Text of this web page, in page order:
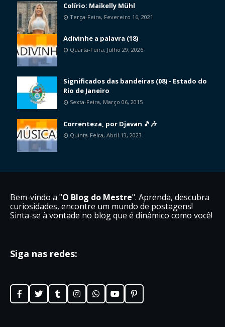
Colírio: Maikelly Mühl
Terça-Feira, Fevereiro 16, 2021
Adivinhe a palavra (18)
Quarta-Feira, Julho 29, 2026
Significados das bandeiras (08) - Estado do
Rio de Janeiro
Sexta-Feira, Março 06, 2015
Correnteza, por Djavan 🎵🎶
Quinta-Feira, Abril 13, 2023
Bem-vindo a "O Blog do Mestre". Aprenda, descubra
curiosidades, encontre um mundo de postagens!
Sinta-se à vontade no blog que é dinâmico como você!
Siga nas redes: